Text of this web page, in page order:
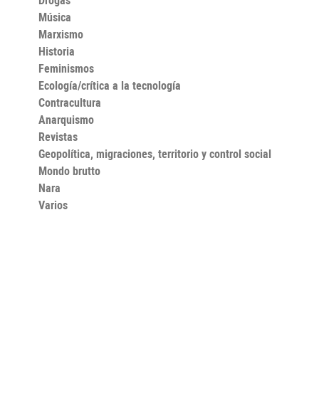
Música
Marxismo
Historia
Feminismos
Ecología/crítica a la tecnología
Contracultura
Anarquismo
Revistas
Geopolítica, migraciones, territorio y control social
Mondo brutto
Nara
Varios